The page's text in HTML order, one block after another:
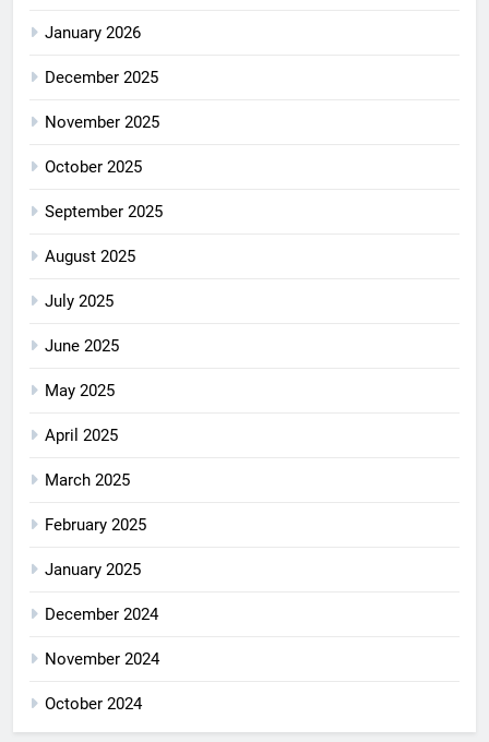
January 2026
December 2025
November 2025
October 2025
September 2025
August 2025
July 2025
June 2025
May 2025
April 2025
March 2025
February 2025
January 2025
December 2024
November 2024
October 2024